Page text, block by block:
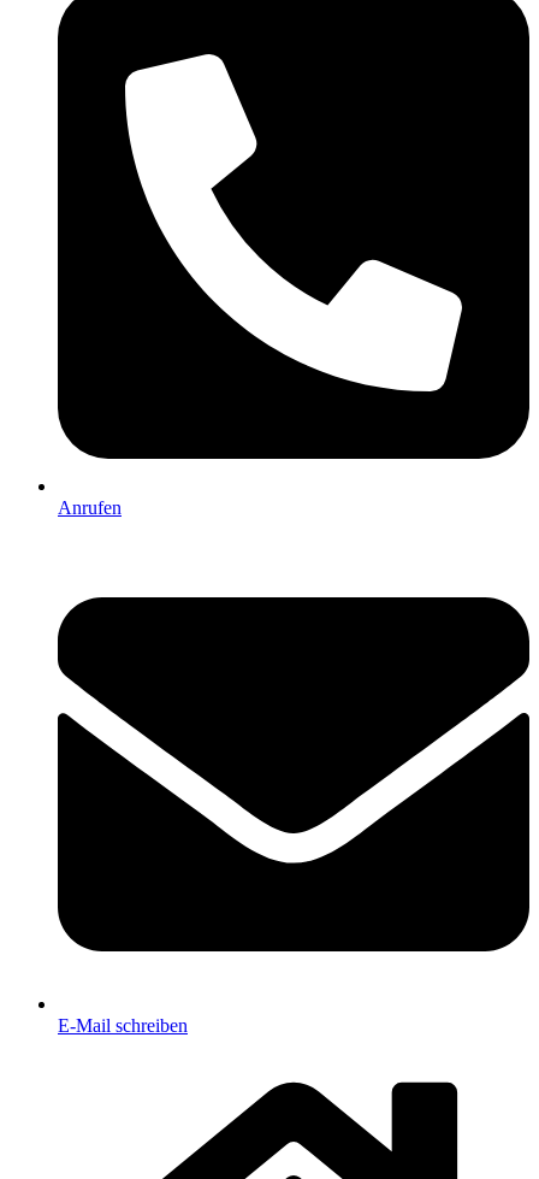
Anrufen
E-Mail schreiben